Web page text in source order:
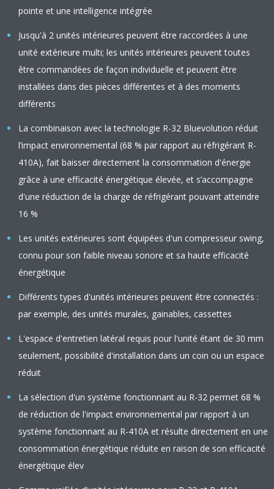
pointe et une intelligence intégrée
Jusqu'à 2 unités intérieures peuvent être raccordées à une
unité extérieure multi; les unités intérieures peuvent toutes
être commandées de façon individuelle et peuvent être
installées dans des pièces différentes et à des moments
différents
La combinaison avec la technologie R-32 Bluevolution réduit
l’impact environnemental (68 % par rapport au réfrigérant R-
410A), fait baisser directement la consommation d'énergie
grâce à une efficacité énergétique élevée, et s’accompagne
d'une réduction de la charge de réfrigérant pouvant atteindre
16 %
Les unités extérieures sont équipées d'un compresseur swing,
connu pour son faible niveau sonore et sa haute efficacité
énergétique
Différents types d'unités intérieures peuvent être connectés :
par exemple, des unités murales, gainables, cassettes
L'espace d'entretien latéral requis pour l'unité étant de 30 mm
seulement, possibilité d'installation dans un coin ou un espace
réduit
La sélection d'un système fonctionnant au R-32 permet 68 %
de réduction de l'impact environnemental par rapport à un
système fonctionnant au R-410A et résulte directement en une
consommation énergétique réduite en raison de son efficacité
énergétique élev